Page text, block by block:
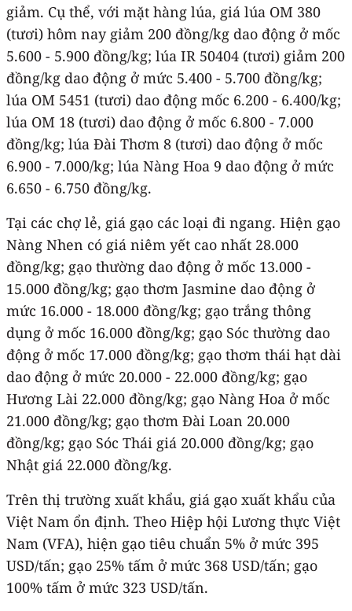
giảm. Cụ thể, với mặt hàng lúa, giá lúa OM 380
(tươi) hôm nay giảm 200 đồng/kg dao động ở mốc
5.600 - 5.900 đồng/kg; lúa IR 50404 (tươi) giảm 200
đồng/kg dao động ở mức 5.400 - 5.700 đồng/kg;
lúa OM 5451 (tươi) dao động mốc 6.200 - 6.400/kg;
lúa OM 18 (tươi) dao động ở mốc 6.800 - 7.000
đồng/kg; lúa Đài Thơm 8 (tươi) dao động ở mốc
6.900 - 7.000/kg; lúa Nàng Hoa 9 dao động ở mức
6.650 - 6.750 đồng/kg.
Tại các chợ lẻ, giá gạo các loại đi ngang. Hiện gạo
Nàng Nhen có giá niêm yết cao nhất 28.000
đồng/kg; gạo thường dao động ở mốc 13.000 -
15.000 đồng/kg; gạo thơm Jasmine dao động ở
mức 16.000 - 18.000 đồng/kg; gạo trắng thông
dụng ở mốc 16.000 đồng/kg; gạo Sóc thường dao
động ở mốc 17.000 đồng/kg; gạo thơm thái hạt dài
dao động ở mức 20.000 - 22.000 đồng/kg; gạo
Hương Lài 22.000 đồng/kg; gạo Nàng Hoa ở mốc
21.000 đồng/kg; gạo thơm Đài Loan 20.000
đồng/kg; gạo Sóc Thái giá 20.000 đồng/kg; gạo
Nhật giá 22.000 đồng/kg.
Trên thị trường xuất khẩu, giá gạo xuất khẩu của
Việt Nam ổn định. Theo Hiệp hội Lương thực Việt
Nam (VFA), hiện gạo tiêu chuẩn 5% ở mức 395
USD/tấn; gạo 25% tấm ở mức 368 USD/tấn; gạo
100% tấm ở mức 323 USD/tấn.